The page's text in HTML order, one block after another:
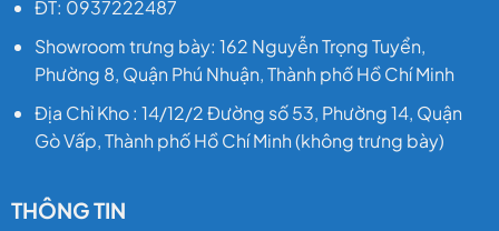
Tự lái:
trợ lực
đạp
Chất
liệu :
carbon
ĐT: 0937222487
Showroom trưng bày: 162 Nguyễn Trọng Tuyển,
Phường 8, Quận Phú Nhuận, Thành phố Hồ Chí Minh
Địa Chỉ Kho : 14/12/2 Đường số 53, Phường 14, Quận
Gò Vấp, Thành phố Hồ Chí Minh (không trưng bày)
THÔNG TIN